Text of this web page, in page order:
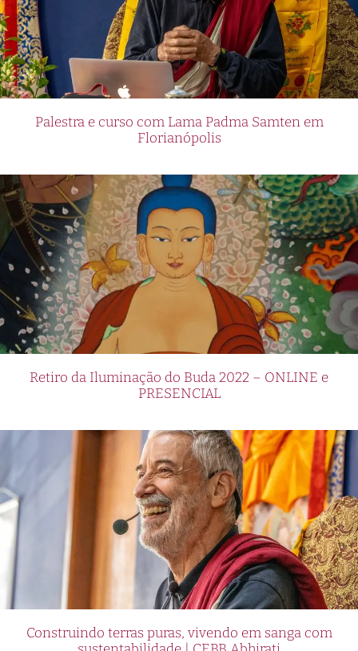
Palestra e curso com Lama Padma Samten em
Florianópolis
Retiro da Iluminação do Buda 2022 – ONLINE e
PRESENCIAL
Construindo terras puras, vivendo em sanga com